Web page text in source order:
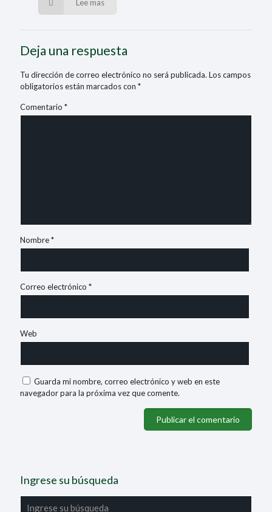
Lee mas
Deja una respuesta
Tu dirección de correo electrónico no será publicada. Los campos
obligatorios están marcados con *
Comentario *
Nombre*
Correo electrónico *
Web
Guarda mi nombre, correo electrónico y web en este
navegador para la próxima vez que comente.
Ingrese su búsqueda